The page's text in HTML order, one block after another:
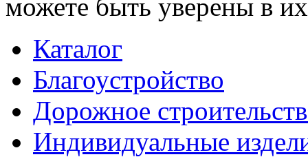
можете быть уверены в их
Каталог
Благоустройство
Дорожное
Индивидуальные